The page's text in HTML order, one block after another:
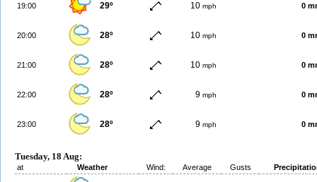
19:00 29º 10 mph 0
20:00 28º 10 mph 0
21:00 28º 10 mph 0
22:00 28º 9 mph 0
23:00 28º 9 mph 0
Tuesday, 18 Aug:
at Weather Wind: Average Gusts